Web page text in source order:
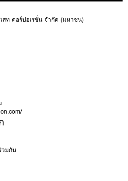
สท คอร์ปอเรชั่น จำกัด (มหาชน)
วมกัน